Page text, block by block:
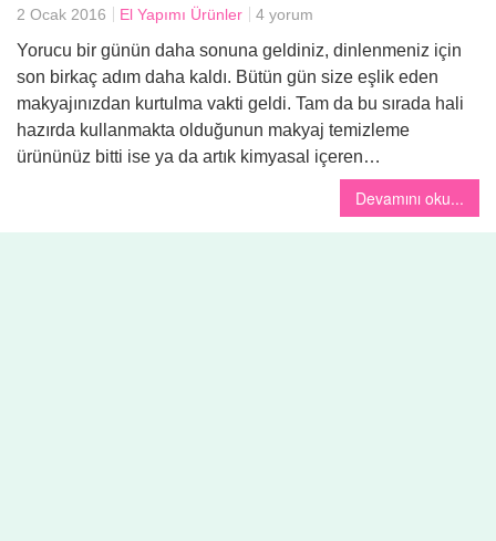
2 Ocak 2016 El Yapımı Ürünler 4 yorum
Yorucu bir günün daha sonuna geldiniz, dinlenmeniz için
son birkaç adım daha kaldı. Bütün gün size eşlik eden
makyajınızdan kurtulma vakti geldi. Tam da bu sırada hali
hazırda kullanmakta olduğunun makyaj temizleme
ürününüz bitti ise ya da artık kimyasal içeren…
Devamını oku...